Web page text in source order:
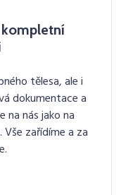
tělesa, ale i
dokumentace a
na nás jako na
zařídíme a za